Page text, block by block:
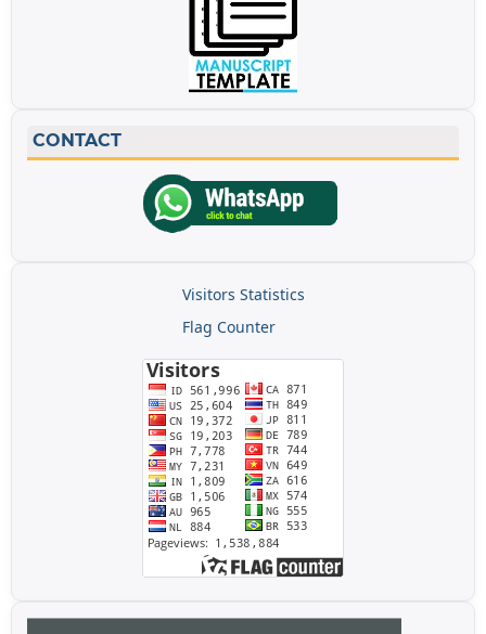
CONTACT
Visitors Statistics
Flag Counter